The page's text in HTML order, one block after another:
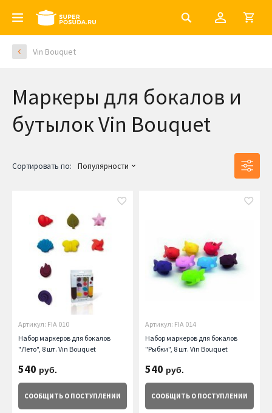
Vin Bouquet
Маркеры для бокалов и
бутылок Vin Bouquet
Сортировать по: Популярности
Артикул: FIA 010
Набор маркеров для бокалов
"Лето", 8 шт. Vin Bouquet
540 руб.
СООБЩИТЬ О ПОСТУПЛЕНИИ
Артикул: FIA 014
Набор маркеров для бокалов
"Рыбки", 8 шт. Vin Bouquet
540 руб.
СООБЩИТЬ О ПОСТУПЛЕНИИ